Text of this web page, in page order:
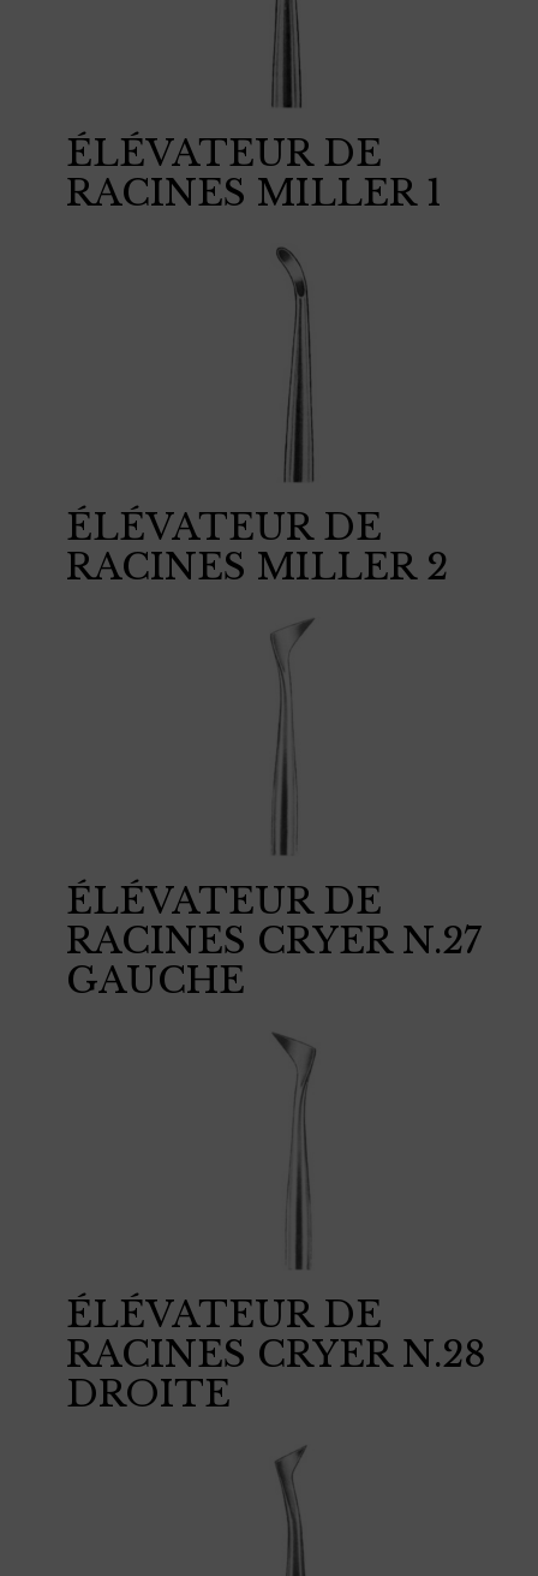
ÉLÉVATEUR DE
RACINES MILLER 1
ÉLÉVATEUR DE
RACINES MILLER 2
ÉLÉVATEUR DE
RACINES CRYER N.27
GAUCHE
ÉLÉVATEUR DE
RACINES CRYER N.28
DROITE